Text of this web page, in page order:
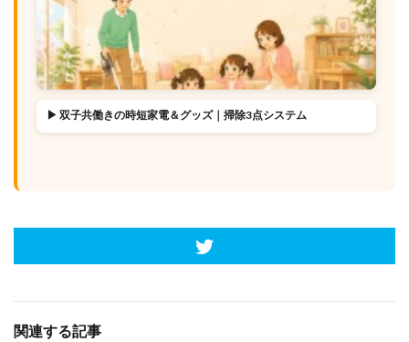
▶ 双子共働きの時短家電＆グッズ｜掃除3点システム
関連する記事